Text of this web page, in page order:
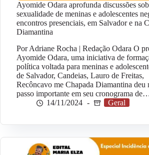
Ayomide Odara aprofunda discussões
sexualidade de meninas e adolescentes
encontros presenciais, em Salvador e na
Diamantina
Por Adriane Rocha | Redação Odara O
Ayomide Odara, uma iniciativa de
política voltada para meninas e
de Salvador, Candeias, Lauro de Freitas,
Recôncavo me Chapada Diamantina deu
passo importante em seu cronograma
14/11/2024
Geral